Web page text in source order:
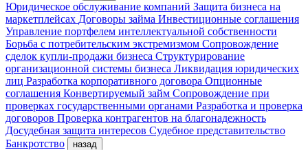
Юридическое обслуживание компаний Защита бизнеса на
маркетплейсах Договоры займа Инвестиционные соглашения
Управление портфелем интеллектуальной собственности
Борьба с потребительским экстремизмом Сопровождение
сделок купли-продажи бизнеса Структурирование
организационной системы бизнеса Ликвидация юридических
лиц Разработка корпоративного договора Опционные
соглашения Конвертируемый займ Сопровождение при
проверках государственными органами Разработка и проверка
договоров Проверка контрагентов на благонадежность
Досудебная защита интересов Судебное представительство
Банкротство
назад